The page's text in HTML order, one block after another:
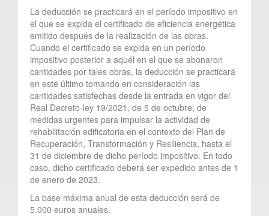
La deducción se practicará en el período impositivo en
el que se expida el certificado de eficiencia energética
emitido después de la realización de las obras.
Cuando el certificado se expida en un período
impositivo posterior a aquél en el que se abonaron
cantidades por tales obras, la deducción se practicará
en este último tomando en consideración las
cantidades satisfechas desde la entrada en vigor del
Real Decreto-ley 19/2021, de 5 de octubre, de
medidas urgentes para impulsar la actividad de
rehabilitación edificatoria en el contexto del Plan de
Recuperación, Transformación y Resiliencia, hasta el
31 de diciembre de dicho período impositivo. En todo
caso, dicho certificado deberá ser expedido antes de 1
de enero de 2023.
La base máxima anual de esta deducción será de
5.000 euros anuales.